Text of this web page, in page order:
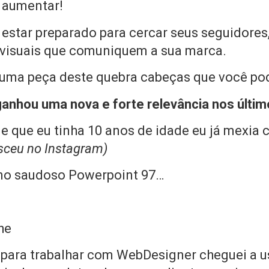
preparado para cercar seus
que comuniquem a sua marca.
peça deste quebra cabeças que você
uma nova e forte relevância nos
que eu tinha 10 anos de idade eu já mexia
no Instagram)
saudoso Powerpoint 97…
trabalhar com WebDesigner cheguei a